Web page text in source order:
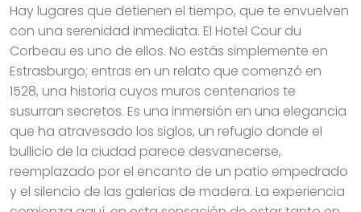
Hay lugares que detienen el tiempo, que te envuelven
con una serenidad inmediata. El Hotel Cour du
Corbeau es uno de ellos. No estás simplemente en
Estrasburgo; entras en un relato que comenzó en
1528, una historia cuyos muros centenarios te
susurran secretos. Es una inmersión en una elegancia
que ha atravesado los siglos, un refugio donde el
bullicio de la ciudad parece desvanecerse,
reemplazado por el encanto de un patio empedrado
y el silencio de las galerías de madera. La experiencia